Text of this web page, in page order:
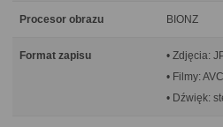
Procesor obrazu BIONZ
Format zapisu
• Zdjęcia:
• Filmy:
• Dźwięk: